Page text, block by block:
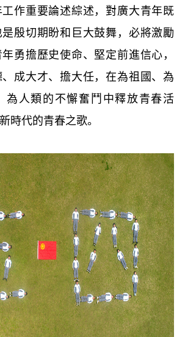
作重要論述綜述，對廣大青年既
殷切期盼和巨大鼓舞，必將激勵
勇擔歷史使命、堅定前進信心，
成大才、擔大任，在為祖國、為
為人類的不懈奮鬥中釋放青春活
時代的青春之歌。